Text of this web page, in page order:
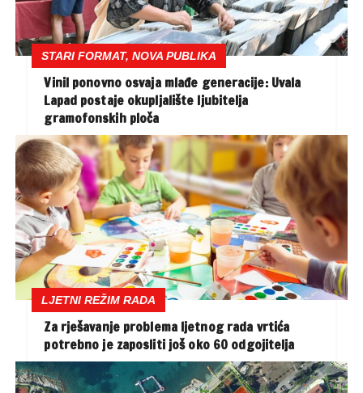
STARI FORMAT, NOVA PUBLIKA
Vinil ponovno osvaja mlađe generacije: Uvala
Lapad postaje okupljalište ljubitelja
gramofonskih ploča
LJETNI REŽIM RADA
Za rješavanje problema ljetnog rada vrtića
potrebno je zaposliti još oko 60 odgojitelja